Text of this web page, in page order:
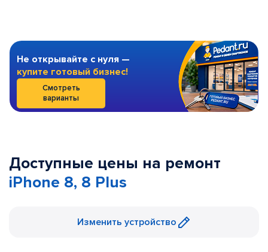
Не открывайте с нуля —
купите готовый бизнес!
Смотреть
варианты
Доступные цены на ремонт
iPhone 8, 8 Plus
Изменить устройство